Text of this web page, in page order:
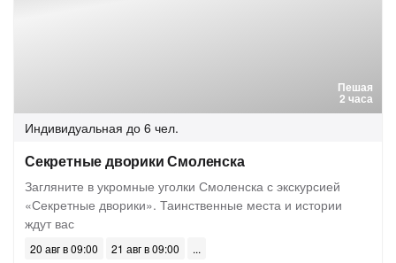
Пешая
2 часа
Индивидуальная до 6 чел.
Секретные дворики Смоленска
Загляните в укромные уголки Смоленска с экскурсией
«Секретные дворики». Таинственные места и истории
ждут вас
20 авг в 09:00
21 авг в 09:00